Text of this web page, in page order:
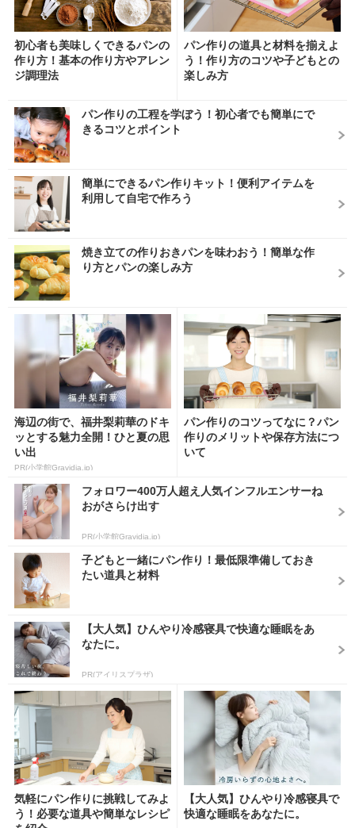
初心者も美味しくできるパンの
作り方！基本の作り方やアレン
ジ調理法
パン作りの道具と材料を揃えよ
う！作り方のコツや子どもとの
楽しみ方
パン作りの工程を学ぼう！初心者でも簡単にで
きるコツとポイント
簡単にできるパン作りキット！便利アイテムを
利用して自宅で作ろう
焼き立ての作りおきパンを味わおう！簡単な作
り方とパンの楽しみ方
海辺の街で、福井梨莉華のドキ
ッとする魅力全開！ひと夏の思
い出
PR(小学館Gravidia.jp)
パン作りのコツってなに？パン
作りのメリットや保存方法につ
いて
フォロワー400万人超え人気インフルエンサーね
おがさらけ出す
PR(小学館Gravidia.jp)
子どもと一緒にパン作り！最低限準備しておき
たい道具と材料
【大人気】ひんやり冷感寝具で快適な睡眠をあ
なたに。
PR(アイリスプラザ)
気軽にパン作りに挑戦してみよ
う！必要な道具や簡単なレシピ
【大人気】ひんやり冷感寝具で
快適な睡眠をあなたに。